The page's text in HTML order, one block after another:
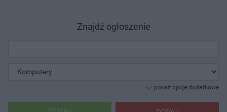
Znajdź ogłoszenie
pokaż opcje dodatkowe
SZUKAJ